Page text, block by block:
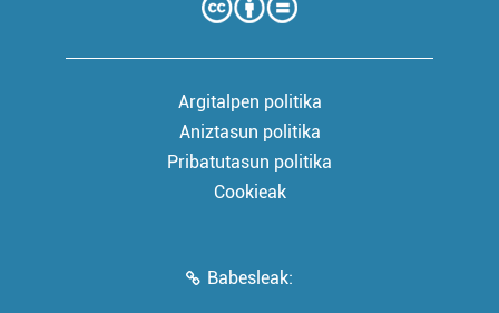
Argitalpen politika
Aniztasun politika
Pribatutasun politika
Cookieak
Babesleak: